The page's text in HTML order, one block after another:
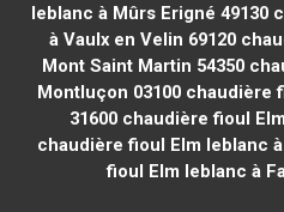
leblanc à Mûrs Erigné 49130
à Vaulx en Velin 69120
Mont Saint Martin 54350
Montluçon 03100 chaudière
31600 chaudière fioul
chaudière fioul Elm leblanc
fioul Elm leblanc à